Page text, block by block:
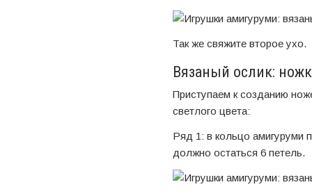
Так же свяжите второе ухо.
Вязаный ослик:
Приступаем к созданию
светлого цвета:
Ряд 1: в кольцо амигуруми
должно остаться 6 петель.